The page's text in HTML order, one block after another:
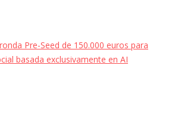
Pre-Seed de 150.000 euros para
basada exclusivamente en AI